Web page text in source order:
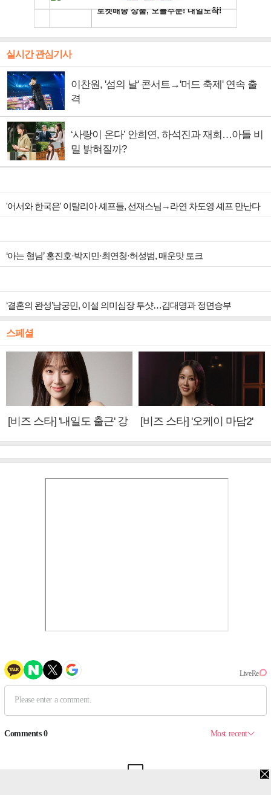
실시간 관심기사
이찬원, '섬의 날' 콘서트→'머드 축제' 연속 출
격
‘사랑이 온다’ 안희연, 하석진과 재회…아들 비
밀 밝혀질까?
'어서와 한국은' 이탈리아 셰프들, 선재스님→라연 차도영 셰프 만난다
‘아는 형님’ 홍진호·박지민·최연청·허성범, 매운맛 토크
‘결혼의 완성’남궁민, 이설 의미심장 투샷…김대명과 정면승부
스페셜
[비즈 스타] '내일도 출근' 강
[비즈 스타] '오케이 마담2'